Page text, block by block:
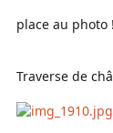
place au photo !
Traverse de